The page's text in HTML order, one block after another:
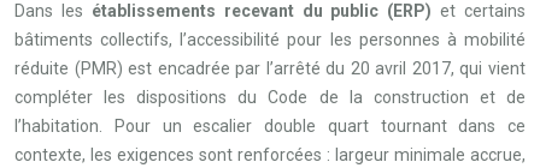
Dans les établissements recevant du public (ERP) et certains
bâtiments collectifs, l’accessibilité pour les personnes à mobilité
réduite (PMR) est encadrée par l’arrêté du 20 avril 2017, qui vient
compléter les dispositions du Code de la construction et de
l’habitation. Pour un escalier double quart tournant dans ce
contexte, les exigences sont renforcées : largeur minimale accrue,